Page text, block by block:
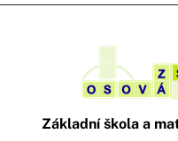
Základní škola a